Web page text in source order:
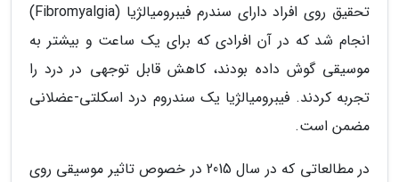
تحقیق روی افراد دارای سندرم فیبرومیالژیا (Fibromyalgia)
انجام شد که در آن افرادی که برای یک ساعت و بیشتر به
موسیقی گوش داده بودند، کاهش قابل توجهی در درد را
تجربه کردند. فیبرومیالژیا یک سندروم درد اسکلتی-عضلانی
مضمن است.
در مطالعاتی که در سال 2015 در خصوص تاثیر موسیقی روی